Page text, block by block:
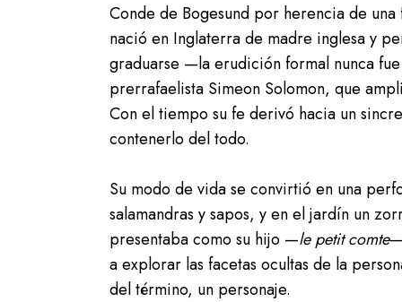
Conde de Bogesund por herencia de
nació en Inglaterra de madre inglesa y
graduarse —la erudición formal nunca
prerrafaelista Simeon Solomon, que
Con el tiempo su fe derivó hacia un
contenerlo del todo.
Su modo de vida se convirtió en una
salamandras y sapos, y en el jardín un
presentaba como su hijo —le petit comte
a explorar las facetas ocultas de la
del término, un personaje.